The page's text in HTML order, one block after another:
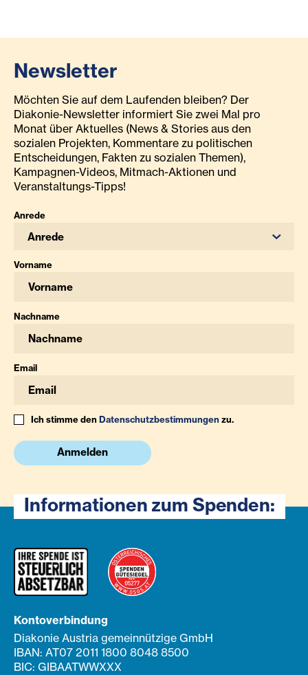
Newsletter
Möchten Sie auf dem Laufenden bleiben? Der
Diakonie-Newsletter informiert Sie zwei Mal pro
Monat über Aktuelles (News & Stories aus den
sozialen Projekten, Kommentare zu politischen
Entscheidungen, Fakten zu sozialen Themen),
Kampagnen-Videos, Mitmach-Aktionen und
Veranstaltungs-Tipps!
Anrede
Anrede
Vorname
Nachname
Email
Ich stimme denDatenschutzbestimmungenzu.
Anmelden
Informationen zum Spenden:
Kontoverbindung
Diakonie Austria gemeinnützige GmbH
IBAN: AT07 2011 1800 8048 8500
BIC: GIBAATWWXXX